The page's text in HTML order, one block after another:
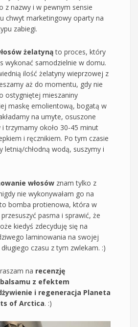
z nazwy i w pewnym sensie
chwyt marketingowy oparty na
zabiegi.
żelatynąto proces, który
wykonać samodzielnie w domu.
ilość żelatyny wieprzowej z
aż do momentu, gdy nie
ostygniętej mieszaniny
maskę emolientową, bogatą w
na umyte, osuszone
i trzymamy około 30-45 minut
i ręcznikiem. Po tym czasie
letnią/chłodną wodą, suszymy i
włosów znam tylko z
nie wykonywałam go na
bomba protienowa, która w
pasma i sprawić, że
kiedyś zdecyduję się na
laminowania na swojej
czasu z tym zwlekam. :)
na recenzję
z efektem
i regeneracja Planeta
of Arctica. :)